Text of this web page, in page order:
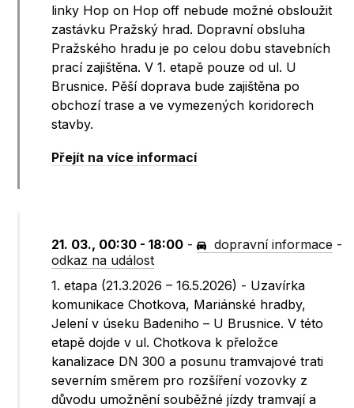
linky Hop on Hop off nebude možné obsloužit
zastávku Pražský hrad. Dopravní obsluha
Pražského hradu je po celou dobu stavebních
prací zajištěna. V 1. etapě pouze od ul. U
Brusnice. Pěší doprava bude zajištěna po
obchozí trase a ve vymezených koridorech
stavby.
Přejít na více informací
21. 03., 00:30 - 18:00 - dopravní informace -
odkaz na událost
1. etapa (21.3.2026 – 16.5.2026) - Uzavírka
komunikace Chotkova, Mariánské hradby,
Jelení v úseku Badeniho – U Brusnice. V této
etapě dojde v ul. Chotkova k přeložce
kanalizace DN 300 a posunu tramvajové trati
severním směrem pro rozšíření vozovky z
důvodu umožnění souběžné jízdy tramvají a